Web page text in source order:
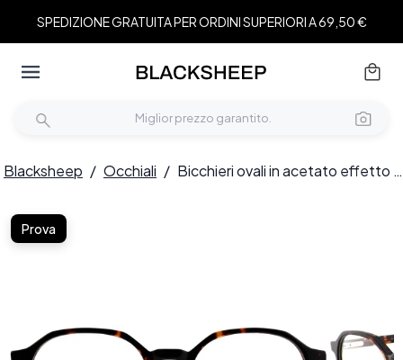
SPEDIZIONE GRATUITA PER ORDINI SUPERIORI A 69,50 €
Blacksheep / Occhiali / Bicchieri ovali in acetato effetto tartaruga #BS2012-0554
Prova